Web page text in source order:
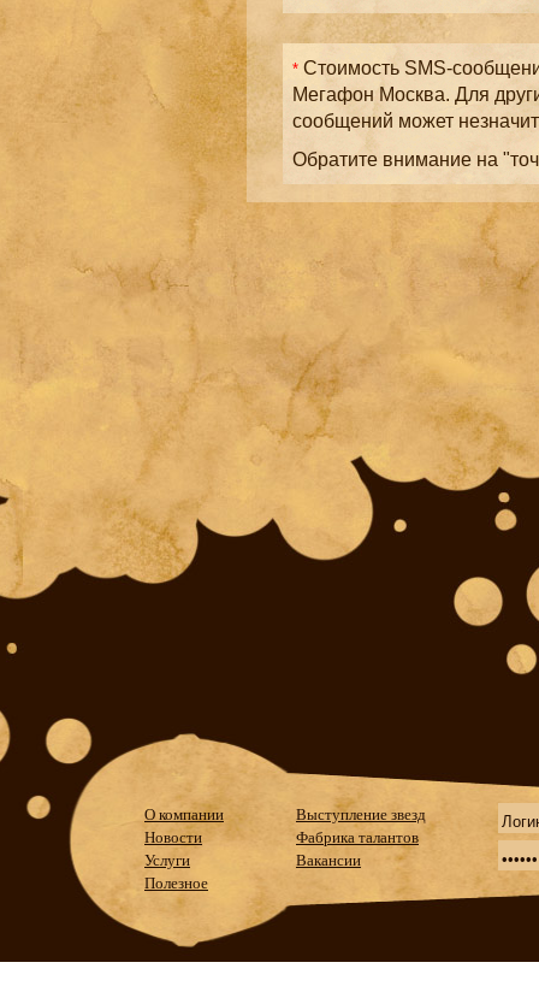
* Стоимость SMS-
Мегафон Москва. Для
сообщений может
Обратите внимание на
О компании
Новости
Услуги
Полезное
Выступление звезд
Фабрика талантов
Вакансии